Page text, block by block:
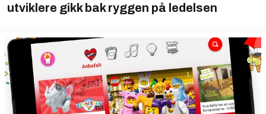
utviklere gikk bak ryggen på ledelsen